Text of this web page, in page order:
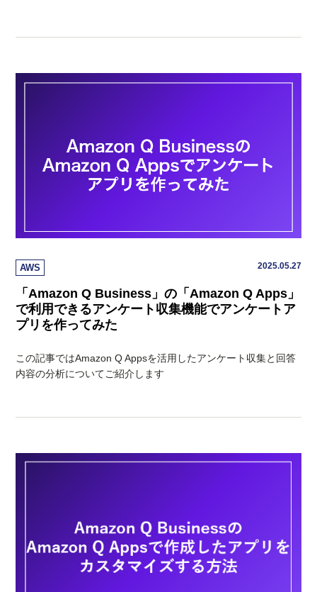
AWS 2025.05.27
「Amazon Q Business」の「Amazon Q Apps」
で利用できるアンケート収集機能でアンケートア
プリを作ってみた
この記事ではAmazon Q Appsを活用したアンケート収集と回答
内容の分析についてご紹介します